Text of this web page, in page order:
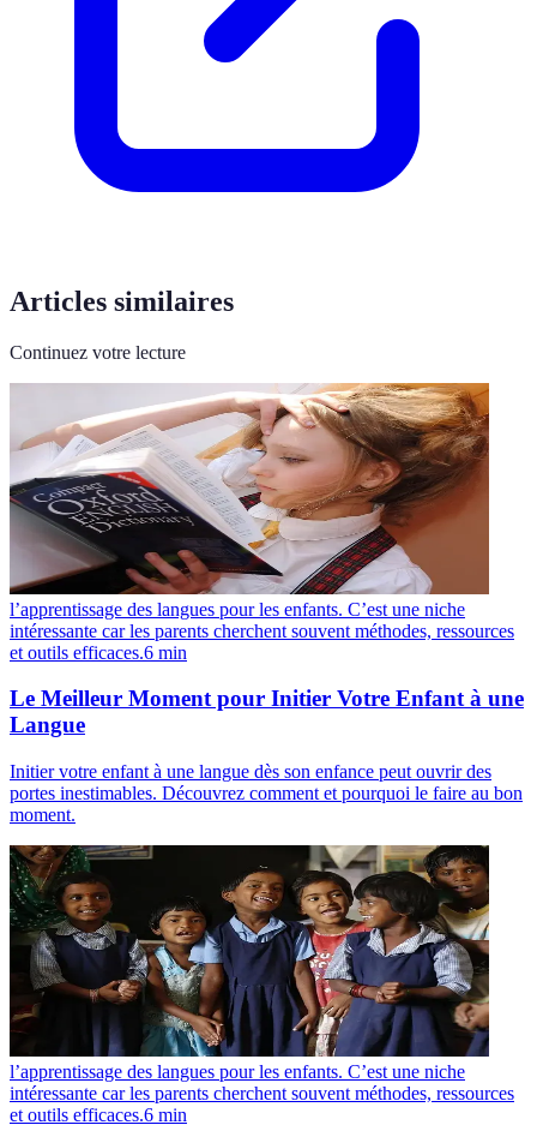
Articles similaires
Continuez votre lecture
l’apprentissage des langues pour les enfants. C’est une niche
intéressante car les parents cherchent souvent méthodes, ressources
et outils efficaces.6 min
Le Meilleur Moment pour Initier Votre Enfant à une
Langue
Initier votre enfant à une langue dès son enfance peut ouvrir des
portes inestimables. Découvrez comment et pourquoi le faire au bon
moment.
l’apprentissage des langues pour les enfants. C’est une niche
intéressante car les parents cherchent souvent méthodes, ressources
et outils efficaces.6 min